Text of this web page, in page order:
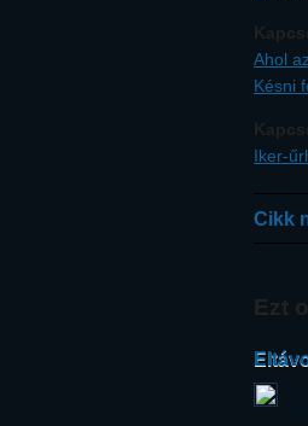
Ahol
Késni
Iker-
Cikk
Ezt